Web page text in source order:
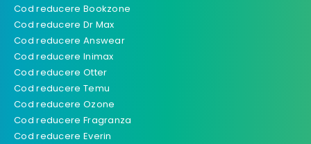
Cod reducere Bookzone
Cod reducere Dr Max
Cod reducere Answear
Cod reducere Inimax
Cod reducere Otter
Cod reducere Temu
Cod reducere Ozone
Cod reducere Fragranza
Cod reducere Everin